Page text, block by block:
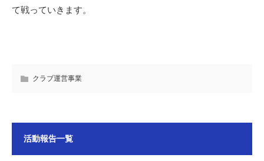
て戦っていきます。
クラブ運営事業
活動報告一覧